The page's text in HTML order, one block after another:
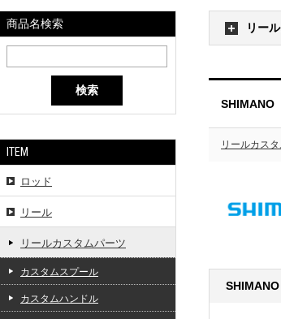
商品名検索
検索
ITEM
ロッド
リール
リールカスタムパーツ
カスタムスプール
カスタムハンドル
リー
SHIMANO
リールカス